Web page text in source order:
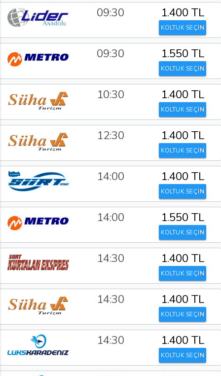
09:30 1.400 TL
KOLTUK SEÇİN
09:30 1.550 TL
KOLTUK SEÇİN
10:30 1.400 TL
KOLTUK SEÇİN
12:30 1.400 TL
KOLTUK SEÇİN
14:00 1.400 TL
KOLTUK SEÇİN
14:00 1.550 TL
KOLTUK SEÇİN
14:30 1.400 TL
KOLTUK SEÇİN
14:30 1.400 TL
KOLTUK SEÇİN
14:30 1.400 TL
KOLTUK SEÇİN